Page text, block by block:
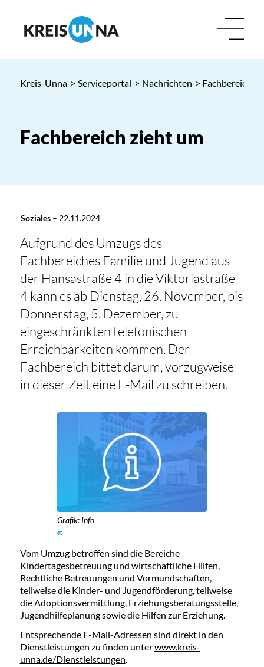
Kreis-Unna > Serviceportal > Nachrichten > Fachbereich
Fachbereich zieht um
Soziales– 22.11.2024
Aufgrund des Umzugs des
Fachbereiches Familie und Jugend aus
der Hansastraße 4 in die Viktoriastraße
4 kann es ab Dienstag, 26. November, bis
Donnerstag, 5. Dezember, zu
eingeschränkten telefonischen
Erreichbarkeiten kommen. Der
Fachbereich bittet darum, vorzugweise
in dieser Zeit eine E-Mail zu schreiben.
Grafik: Info
©
Vom Umzug betroffen sind die Bereiche
Kindertagesbetreuung und wirtschaftliche Hilfen,
Rechtliche Betreuungen und Vormundschaften,
teilweise die Kinder- und Jugendförderung, teilweise
die Adoptionsvermittlung, Erziehungsberatungsstelle,
Jugendhilfeplanung sowie die Hilfen zur Erziehung.
Entsprechende E-Mail-Adressen sind direkt in den
Dienstleistungen zu finden unterwww.kreis-
unna.de/Dienstleistungen